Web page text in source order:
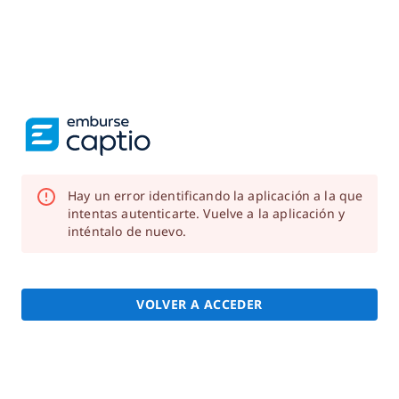
Hay un error identificando la aplicación a la que
intentas autenticarte. Vuelve a la aplicación y
inténtalo de nuevo.
VOLVER A ACCEDER